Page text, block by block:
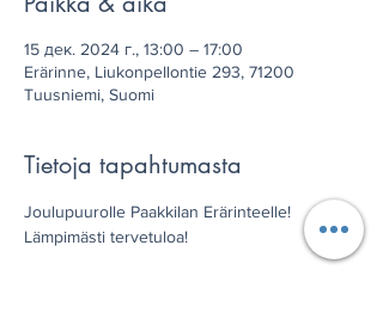
15 дек. 2024 г., 13:00 – 17:00
Erärinne, Liukonpellontie 293, 71200
Tuusniemi, Suomi
Tietoja tapahtumasta
Joulupuurolle Paakkilan Erärinteelle!
Lämpimästi tervetuloa!